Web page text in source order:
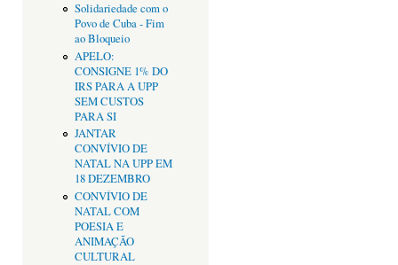
Solidariedade com o
Povo de Cuba - Fim
ao Bloqueio
APELO:
CONSIGNE 1% DO
IRS PARA A UPP
SEM CUSTOS
PARA SI
JANTAR
CONVÍVIO DE
NATAL NA UPP EM
18 DEZEMBRO
CONVÍVIO DE
NATAL COM
POESIA E
ANIMAÇÃO
CULTURAL